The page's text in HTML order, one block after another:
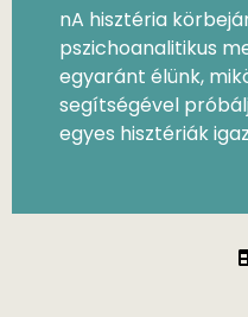
nA hisztéria
pszichoanalitikus
egyaránt élünk,
segítségével
egyes hisztériák